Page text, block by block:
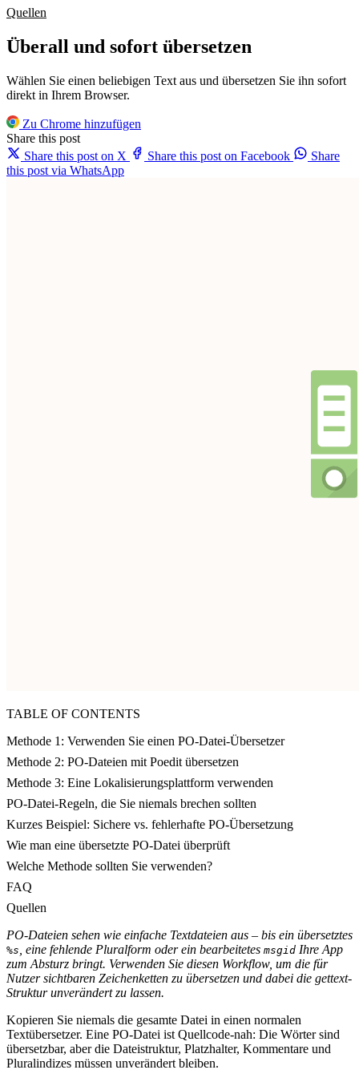
Quellen
Überall und sofort übersetzen
Wählen Sie einen beliebigen Text aus und übersetzen Sie ihn sofort
direkt in Ihrem Browser.
Zu Chrome hinzufügen
Share this post
Share this post on X
Share this post on Facebook
Share
this post via WhatsApp
TABLE OF CONTENTS
Methode 1: Verwenden Sie einen PO-Datei-Übersetzer
Methode 2: PO-Dateien mit Poedit übersetzen
Methode 3: Eine Lokalisierungsplattform verwenden
PO-Datei-Regeln, die Sie niemals brechen sollten
Kurzes Beispiel: Sichere vs. fehlerhafte PO-Übersetzung
Wie man eine übersetzte PO-Datei überprüft
Welche Methode sollten Sie verwenden?
FAQ
Quellen
PO-Dateien sehen wie einfache Textdateien aus – bis ein übersetztes
%s , eine fehlende Pluralform oder ein bearbeitetes msgid Ihre App
zum Absturz bringt. Verwenden Sie diesen Workflow, um die für
Nutzer sichtbaren Zeichenketten zu übersetzen und dabei die gettext-
Struktur unverändert zu lassen.
Kopieren Sie niemals die gesamte Datei in einen normalen
Textübersetzer. Eine PO-Datei ist Quellcode-nah: Die Wörter sind
übersetzbar, aber die Dateistruktur, Platzhalter, Kommentare und
Pluralindizes müssen unverändert bleiben.